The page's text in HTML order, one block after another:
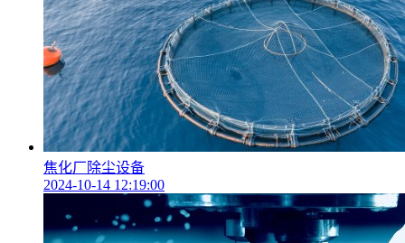
焦化厂除尘设备
2024-10-14 12:19:00